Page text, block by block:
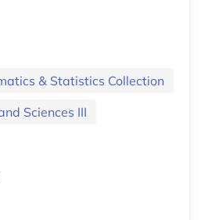
& Statistics Collection
Sciences III